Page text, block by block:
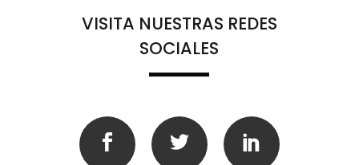
VISITA NUESTRAS REDES
SOCIALES